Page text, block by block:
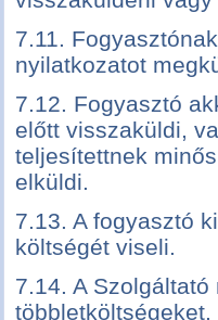
7.11.
nyilatkozatot
7.12. Fogyasztó
előtt visszaküldi,
teljesítettnek
elküldi.
7.13. A fogyasztó
költségét viseli.
7.14. A